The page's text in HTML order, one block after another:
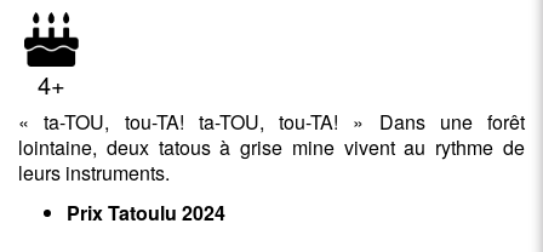
4+
« ta-TOU, tou-TA! ta-TOU, tou-TA! » Dans une forêt
lointaine, deux tatous à grise mine vivent au rythme de
leurs instruments.
Prix Tatoulu 2024